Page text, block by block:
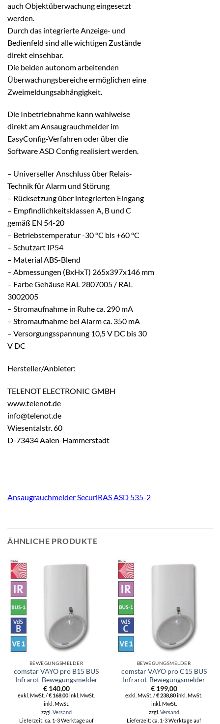
auch Objektüberwachung eingesetzt
werden.
Durch das integrierte Anzeige- und
Bedienfeld sind alle wichtigen Zustände
direkt einsehbar.
Die beiden autonom arbeitenden
Überwachungsbereiche ermöglichen eine
Zweimeldungsabhängigkeit.
Die Inbetriebnahme kann wahlweise
direkt am Ansaugrauchmelder im
EasyConfig-Verfahren oder über die
Software ASD Config realisiert werden.
– Universeller Anschluss über Relais-
Technik für Alarm und Störung
– Rücksetzung über integrierten Eingang
– Empfindlichkeitsklassen A, B und C
gemäß EN 54-20
– Betriebstemperatur -30 °C bis +60 °C
– Schutzart IP54
– Material ABS-Blend
– Abmessungen (BxHxT) 265x397x146 mm
– Farbe Gehäuse RAL 2807005 / RAL
3002005
– Stromaufnahme in Ruhe ca. 290 mA
– Stromaufnahme bei Alarm ca. 350 mA
– Versorgungsspannung 10,5 V DC bis 30
V DC
Hersteller/Anbieter:
TELENOT ELECTRONIC GMBH
www.telenot.de
info@telenot.de
Wiesentalstr. 60
D-73434 Aalen-Hammerstadt
Ansaugrauchmelder SecuriRAS ASD 535-2
ÄHNLICHE PRODUKTE
BEWEGUNGSMELDER
comstar VAYO pro B15 BUS
Infrarot-Bewegungsmelder
€140,00
exkl. MwSt. /€ 168,00inkl. MwSt.
inkl. MwSt.
zzgl. Versand
Lieferzeit: ca. 1-3 Werktage auf
BEWEGUNGSMELDER
comstar VAYO pro C15 BUS
Infrarot-Bewegungsmelder
€199,00
exkl. MwSt. /€238,80inkl. MwSt.
inkl. MwSt.
zzgl. Versand
Lieferzeit: ca. 1-3 Werktage auf